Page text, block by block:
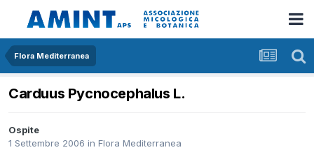
Flora Mediterranea
Carduus Pycnocephalus L.
Ospite
1 Settembre 2006 in Flora Mediterranea